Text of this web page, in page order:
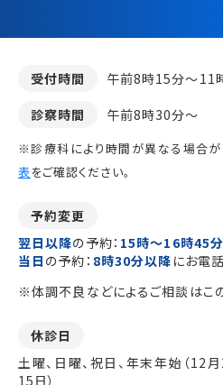
受付時間
午前8時15分～11
診察時間
午前8時30分～
※診療科により時間が異なる場合
表をご確認ください。
予約変更
翌日以降の予約： 15時～16時45分
当日 の予約： 8時30分以降 にお電
※体調不良などによるご相談はこ
休診日
土曜、日曜、祝日、年末年始（12
15日）